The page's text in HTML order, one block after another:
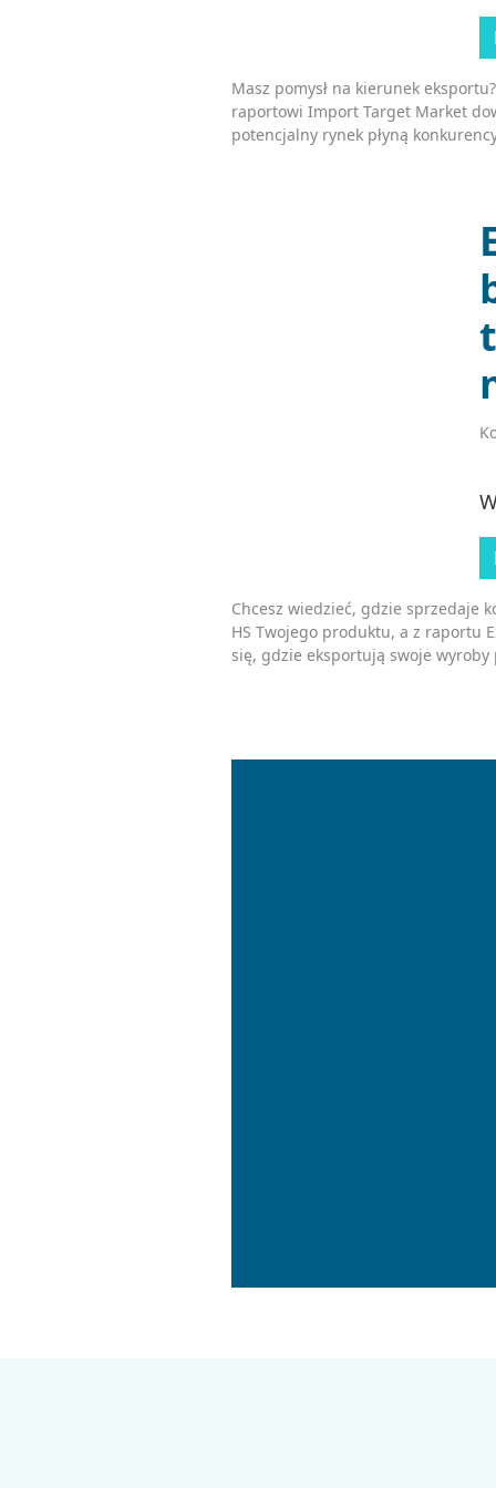
Masz pomysł na kierunek
raportowi Import Target Market
potencjalny rynek płyną
Chcesz wiedzieć, gdzie sprzedaje
HS Twojego produktu, a z raportu
się, gdzie eksportują swoje